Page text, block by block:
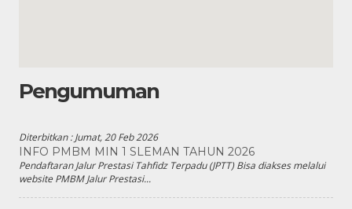
Pengumuman
Diterbitkan :Jumat, 20 Feb 2026
INFO PMBM MIN 1 SLEMAN TAHUN 2026
Pendaftaran Jalur Prestasi Tahfidz Terpadu (JPTT) Bisa diakses melalui
website PMBM Jalur Prestasi...